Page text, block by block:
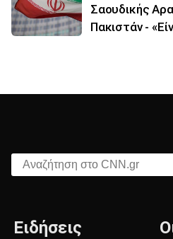
Σαουδικής
Πακιστάν -
Αναζήτηση στο CNN.gr
Ειδήσεις